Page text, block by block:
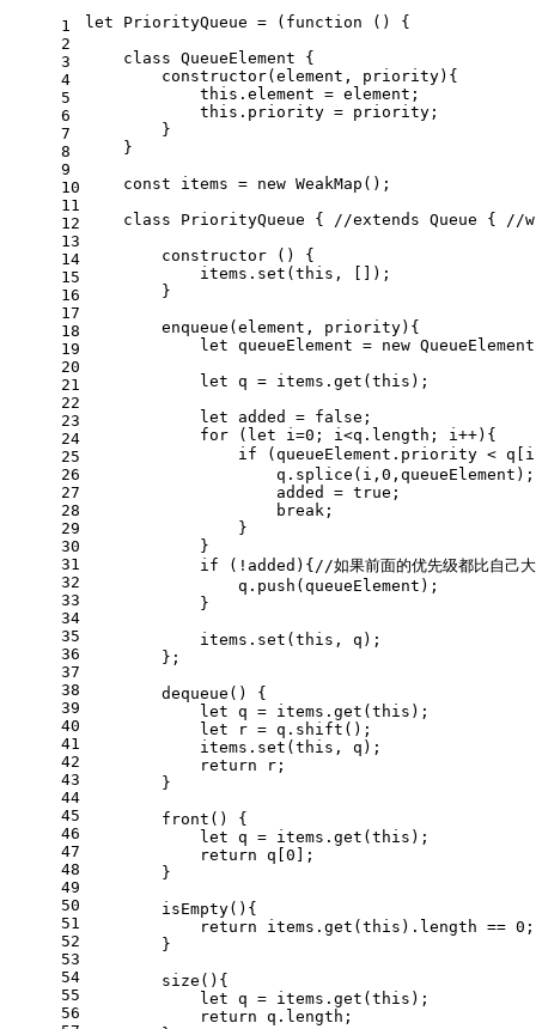
1
2
3
4
5
6
7
8
9
10
11
12
13
14
15
16
17
18
19
20
21
22
23
24
25
26
27
28
29
30
31
32
33
34
35
36
37
38
39
40
41
42
43
44
45
46
47
48
49
50
51
52
53
54
55
56
let PriorityQueue = ( function ( ) {
class QueueElement {
constructor( element, priority){
this . element = element;
this . priority = priority;
        }
    }
const items = new WeakMap ();
class
PriorityQueue {
//extends Queue { //
constructor ( ) {
            items.
set ( this , []);
        }
enqueue ( element, priority){
let queueElement = new QueueElement
let q = items. get ( this );
let added = false ;
for ( let i=0 ; i<q. length ; i++){
if (queueElement. priority <
                    q.
splice (i, 0 ,queueElement);
                    added =
true ;
break ;
                }
            }
if (!added){ //如果前面的优先级都比自己
                q.
push (queueElement);
            }
            items.
set ( this , q);
        };
dequeue ( ) {
let q = items. get ( this );
let r = q. shift ();
            items.
set ( this , q);
return r;
        }
front ( ) {
let q = items. get ( this );
return q[ 0 ];
        }
isEmpty( ){
return items. get ( this ). length == 0 ;
        }
size ( ){
let q = items. get ( this );
return q. length ;